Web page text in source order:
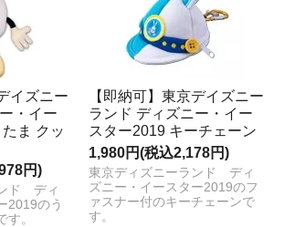
イズニー
・イー
ま クッ
円)
ド ディ
2019のう
す。
【即納可】東京デイズニー
ランド ディズニー・イー
スター2019 キーチェーン
1,980円(税込2,178円)
東京ディズニーランド ディ
ズニー・イースター2019のフ
ァスナー付のキーチェーンで
す。